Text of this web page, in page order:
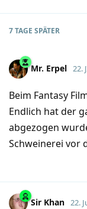
7 TAGE SPÄTER
Mr.​ Erpel 22.
Beim Fantasy
Endlich hat der
abgezogen
Schweinerei vor
Sir Khan 22.